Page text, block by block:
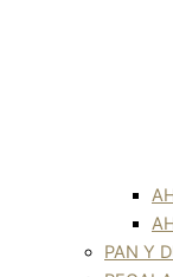
PAN Y